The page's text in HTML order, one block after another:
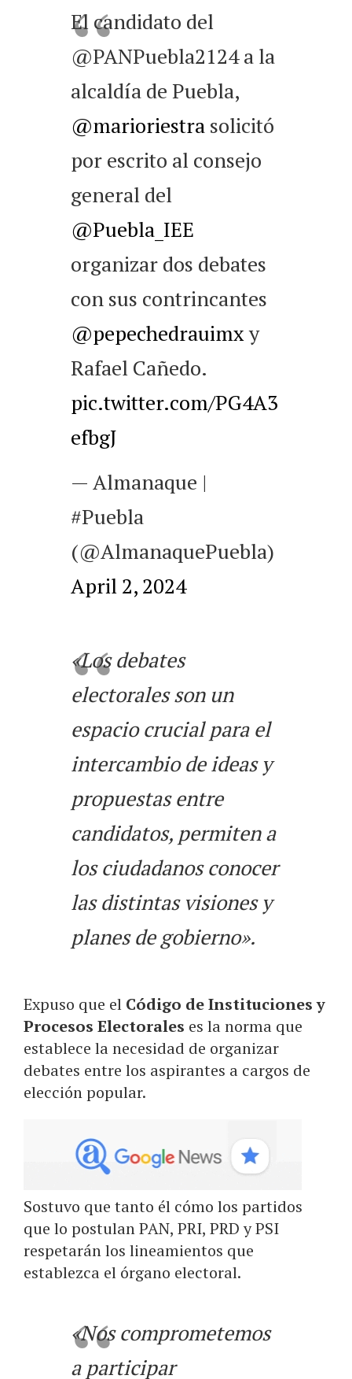
El candidato del
@PANPuebla2124 a la
alcaldía de Puebla,
@marioriestra solicitó
por escrito al consejo
general del
@Puebla_IEE
organizar dos debates
con sus contrincantes
@pepechedrauimxy
Rafael Cañedo.
pic.twitter.com/PG4A3
efbgJ
— Almanaque |
#Puebla
(@AlmanaquePuebla)
April 2, 2024
«Los debates
electorales son un
espacio crucial para el
intercambio de ideas y
propuestas entre
candidatos, permiten a
los ciudadanos conocer
las distintas visiones y
planes de gobierno».
Expuso que el Código de Instituciones y
Procesos Electorales es la norma que
establece la necesidad de organizar
debates entre los aspirantes a cargos de
elección popular.
Sostuvo que tanto él cómo los partidos
que lo postulan PAN, PRI, PRD y PSI
respetarán los lineamientos que
establezca el órgano electoral.
«Nos comprometemos
a participar